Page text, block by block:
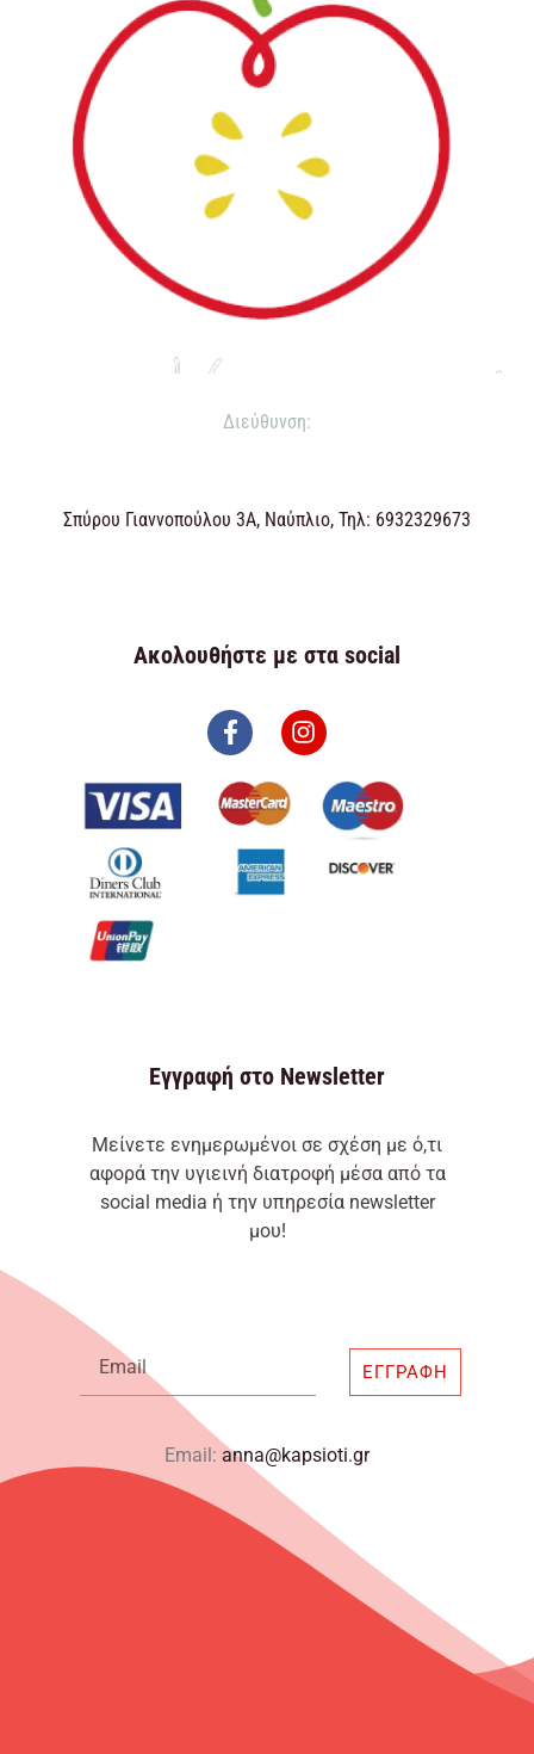
Διεύθυνση:
Σπύρου Γιαννοπούλου 3Α, Ναύπλιο, Τηλ: 6932329673
Ακολουθήστε με στα social
F
a
e
b
o
o
k
I
n
Εγγραφή στο Newsletter
Μείνετε ενημερωμένοι σε σχέση με ό,τι
αφορά την υγιεινή διατροφή μέσα από τα
social media ή την υπηρεσία newsletter
μου!
Email
ΕΓΓΡΑΦΉ
Email: anna@kapsioti.gr